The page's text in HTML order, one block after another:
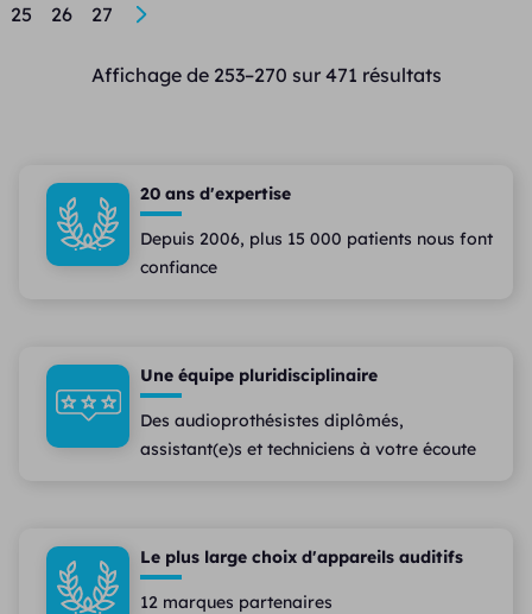
25
26 27 →
Affichage de 253–270 sur 471 résultats
20 ans d'expertise
Depuis 2006, plus 15 000 patients nous font
confiance
Une équipe pluridisciplinaire
Des audioprothésistes diplômés,
assistant(e)s et techniciens à votre écoute
Le plus large choix d'appareils auditifs
12 marques partenaires